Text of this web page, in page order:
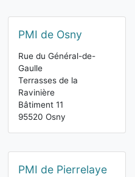
PMI de Osny
Rue du Général-de-
Gaulle
Terrasses de la
Ravinière
Bâtiment 11
95520 Osny
PMI de Pierrelaye